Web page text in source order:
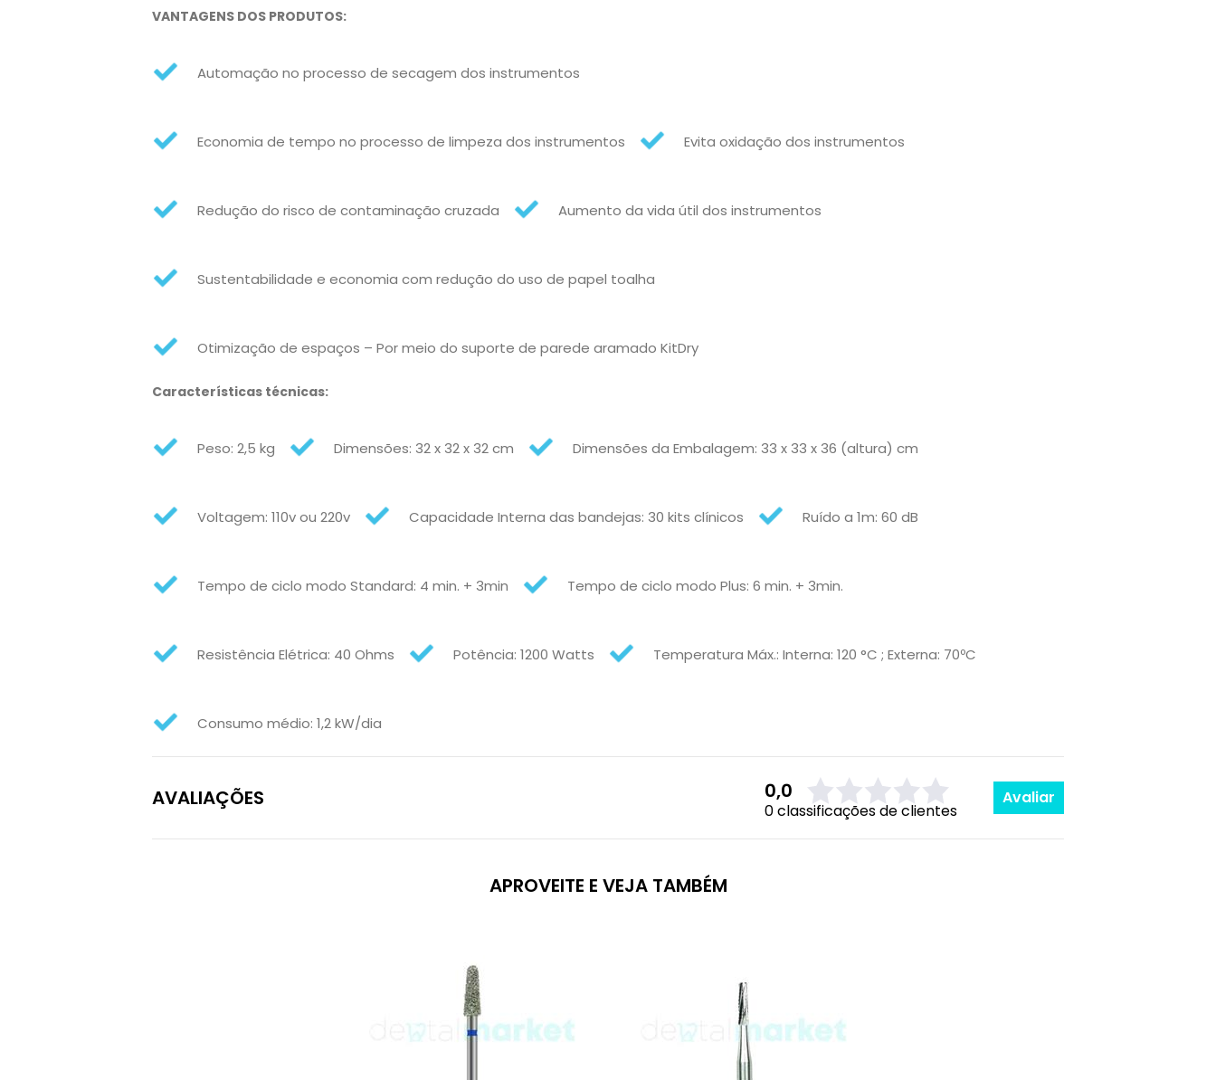
VANTAGENS DOS PRODUTOS:
Automação no processo de secagem dos instrumentos
Economia de tempo no processo de limpeza dos instrumentos Evita oxidação dos instrumentos
Redução do risco de contaminação cruzada Aumento da vida útil dos instrumentos
Sustentabilidade e economia com redução do uso de papel toalha
Otimização de espaços – Por meio do suporte de parede aramado KitDry
Características técnicas:
Peso: 2,5 kg Dimensões: 32 x 32 x 32 cm Dimensões da Embalagem: 33 x 33 x 36 (altura) cm
Voltagem: 110v ou 220v Capacidade Interna das bandejas: 30 kits clínicos Ruído a 1m: 60 dB
Tempo de ciclo modo Standard: 4 min. + 3min Tempo de ciclo modo Plus: 6 min. + 3min.
Resistência Elétrica: 40 Ohms Potência: 1200 Watts Temperatura Máx.: Interna: 120 °C ; Externa: 70ºC
Consumo médio: 1,2 kW/dia
AVALIAÇÕES 0,0
0 classificações de clientes
Avaliar
APROVEITE E VEJA TAMBÉM